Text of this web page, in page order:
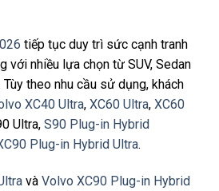
tiếp tục duy trì sức cạnh tranh
với nhiều lựa chọn từ SUV, Sedan
theo nhu cầu sử dụng, khách
XC40 Ultra, XC60 Ultra, XC60
Ultra, S90 Plug-in Hybrid
Plug-in Hybrid Ultra.
và Volvo XC90 Plug-in Hybrid